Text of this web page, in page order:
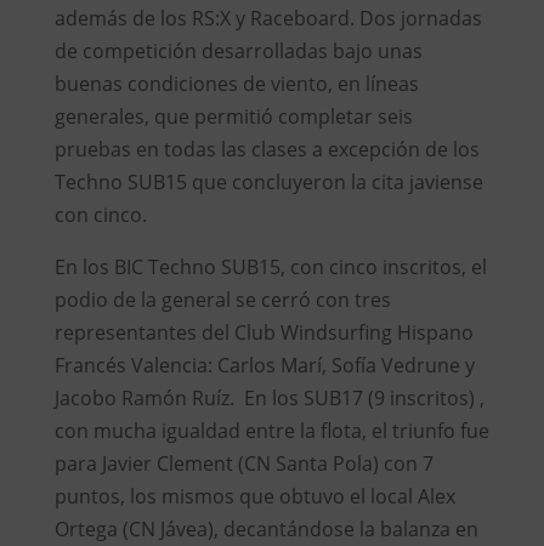
además de los RS:X y Raceboard. Dos jornadas
de competición desarrolladas bajo unas
buenas condiciones de viento, en líneas
generales, que permitió completar seis
pruebas en todas las clases a excepción de los
Techno SUB15 que concluyeron la cita javiense
con cinco.
En los BIC Techno SUB15, con cinco inscritos, el
podio de la general se cerró con tres
representantes del Club Windsurfing Hispano
Francés Valencia: Carlos Marí, Sofía Vedrune y
Jacobo Ramón Ruíz. En los SUB17 (9 inscritos) ,
con mucha igualdad entre la flota, el triunfo fue
para Javier Clement (CN Santa Pola) con 7
puntos, los mismos que obtuvo el local Alex
Ortega (CN Jávea), decantándose la balanza en